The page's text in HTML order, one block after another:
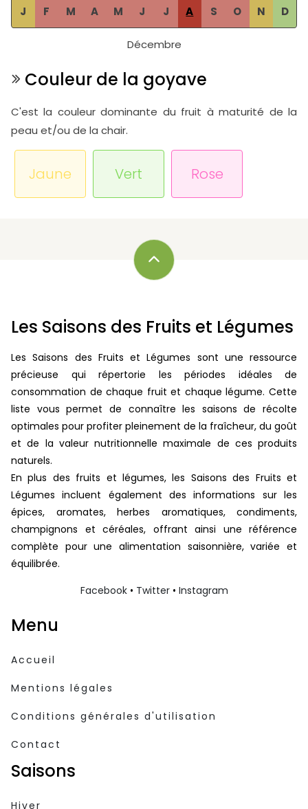
J F M A M J J A S O N D
Décembre
Couleur de la goyave
C'est la couleur dominante du fruit à maturité de la
peau et/ou de la chair.
Jaune Vert Rose
Les Saisons des Fruits et Légumes
Les Saisons des Fruits et Légumes sont une ressource
précieuse qui répertorie les périodes idéales de
consommation de chaque fruit et chaque légume. Cette
liste vous permet de connaître les saisons de récolte
optimales pour profiter pleinement de la fraîcheur, du goût
et de la valeur nutritionnelle maximale de ces produits
naturels.
En plus des fruits et légumes, les Saisons des Fruits et
Légumes incluent également des informations sur les
épices, aromates, herbes aromatiques, condiments,
champignons et céréales, offrant ainsi une référence
complète pour une alimentation saisonnière, variée et
équilibrée.
Facebook• Twitter• Instagram
Menu
Accueil
Mentions légales
Conditions générales d'utilisation
Contact
Saisons
Hiver